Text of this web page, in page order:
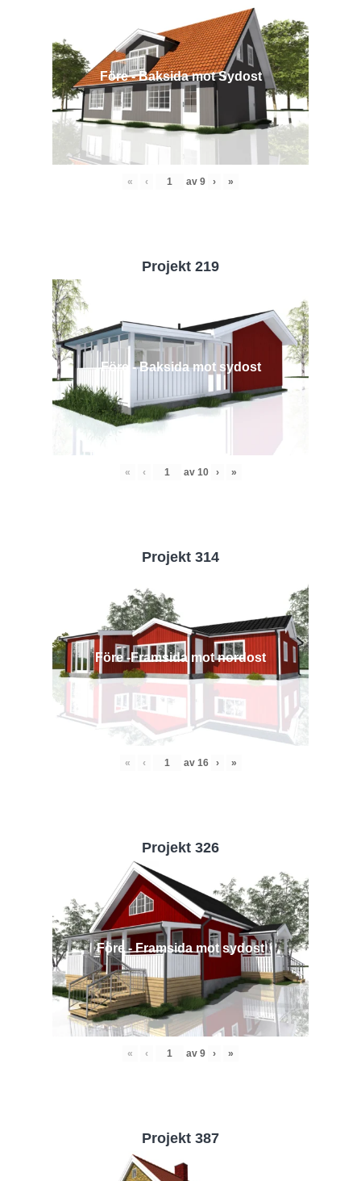
Före - Baksida mot Sydost
« ‹ av 9 › »
Projekt 219
Före - Baksida mot sydost
« ‹ av 10 › »
Projekt 314
Före -Framsida mot nordost
« ‹ av 16 › »
Projekt 326
Före - Framsida mot sydost
« ‹ av 9 › »
Projekt 387